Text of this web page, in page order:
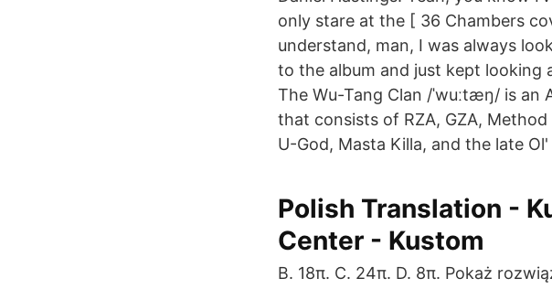
only stare at the [ 36 Chambers
understand, man, I was always
to the album and just kept looking
The Wu-Tang Clan /ˈwuːtæŋ/ is
that consists of RZA, GZA,
U-God, Masta Killa, and the late
Polish Translation -
Center - Kustom
B. 18π. C. 24π. D. 8π. Pokaż